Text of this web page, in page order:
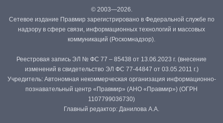
© 2003—2026.
Сетевое издание Правмир зарегистрировано в Федеральной службе по
надзору в сфере связи, информационных технологий и массовых
коммуникаций (Роскомнадзор).
Реестровая запись ЭЛ № ФС 77 – 85438 от 13.06.2023 г. (внесение
изменений в свидетельство ЭЛ ФС 77-44847 от 03.05.2011 г.)
Учредитель: Автономная некоммерческая организация информационно-
познавательный центр «Правмир» (АНО «Правмир») (ОГРН
1107799036730)
Главный редактор: Данилова А.А.